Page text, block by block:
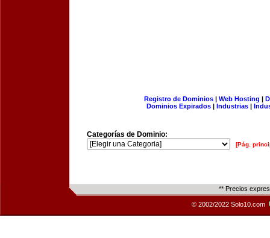
Registro de Dominios| Web Hosting |
Dominios Expirados | Industrias |
Categorías de Dominio:
[Pág.
** Precios
© 2002/2022 Solo10.com